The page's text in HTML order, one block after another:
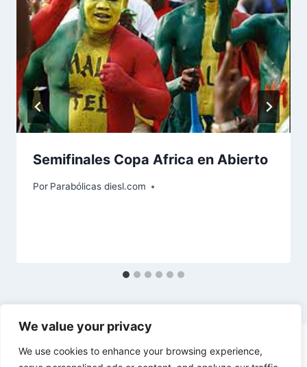
We value your privacy
We use cookies to enhance your browsing experience,
Semifinales Copa Africa en Abierto
Por Parabólicas diesl.com